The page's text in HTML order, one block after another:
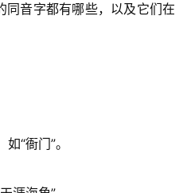
同音字都有哪些，以及它们在
“衙门”。